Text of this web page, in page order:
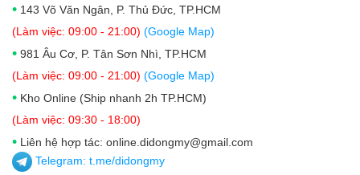
• 143 Võ Văn Ngân, P. Thủ Đức, TP.HCM
(Làm việc: 09:00 - 21:00) (Google Map)
• 981 Âu Cơ, P. Tân Sơn Nhì, TP.HCM
(Làm việc: 09:00 - 21:00) (Google Map)
• Kho Online (Ship nhanh 2h TP.HCM)
(Làm việc: 09:30 - 18:00)
• Liên hệ hợp tác: online.didongmy@gmail.com
Telegram: t.me/didongmy